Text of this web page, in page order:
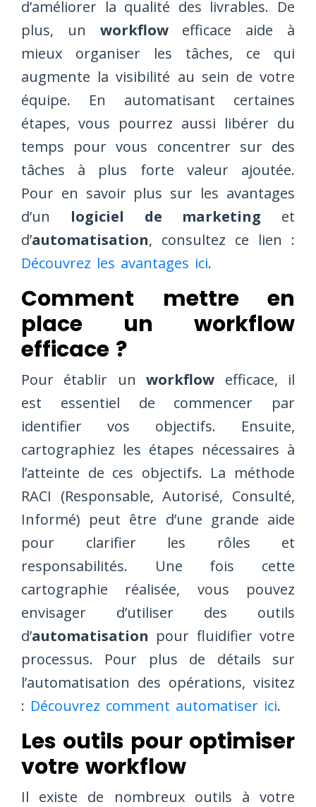
d’améliorer la qualité des livrables. De
plus, un workflowefficace aide à
mieux organiser les tâches, ce qui
augmente la visibilité au sein de votre
équipe. En automatisant certaines
étapes, vous pourrez aussi libérer du
temps pour vous concentrer sur des
tâches à plus forte valeur ajoutée.
Pour en savoir plus sur les avantages
d’un logiciel de marketing et
d’automatisation, consultez ce lien :
Découvrez les avantages ici.
Comment mettre en
place un workflow
efficace ?
Pour établir unworkflow efficace, il
est essentiel de commencer par
identifier vos objectifs. Ensuite,
cartographiez les étapes nécessaires à
l’atteinte de ces objectifs. La méthode
RACI (Responsable, Autorisé, Consulté,
Informé) peut être d’une grande aide
pour clarifier les rôles et
responsabilités. Une fois cette
cartographie réalisée, vous pouvez
envisager d’utiliser des outils
d’automatisation pour fluidifier votre
processus. Pour plus de détails sur
l’automatisation des opérations, visitez
: Découvrez comment automatiser ici.
Les outils pour optimiser
votre workflow
Il existe de nombreux outils à votre